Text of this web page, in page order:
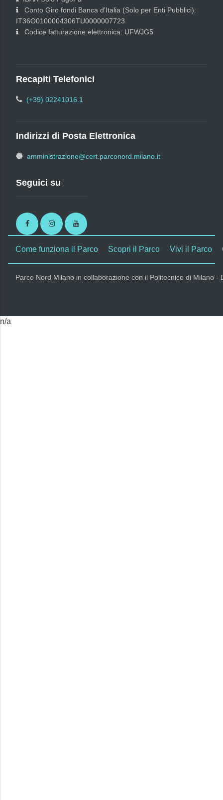
Conto Giro fondi Banca d'Italia (Solo per Enti Pubblici):
IT36O0100004306TU0000007723
Codice fatturazione elettronica: UFWJG5
Recapiti Telefonici
(+39) 02241016.1
Indirizzi di Posta Elettronica
amministrazione@cert.parconord.milano.it
Seguici su
FacebookInstagramYoutube
Come funziona il Parco Scopri il Parco Vivi il Parco
Parco Nord Milano in collaborazione con il Politecnico di Milano
n/a